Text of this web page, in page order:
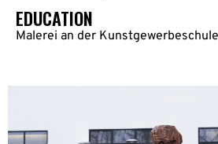
EDUCATION
Malerei an der